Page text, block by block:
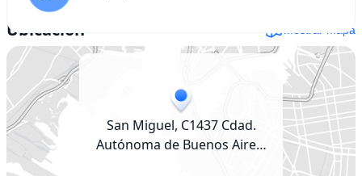
Ubicación Mostrar mapa
San Miguel, C1437 Cdad.
Autónoma de Buenos Aires,